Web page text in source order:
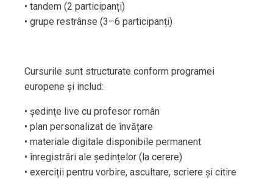
• tandem (2 participanți)
• grupe restrânse (3–6 participanți)
Cursurile sunt structurate conform programei
europene și includ:
• ședințe live cu profesor român
• plan personalizat de învățare
• materiale digitale disponibile permanent
• înregistrări ale ședințelor (la cerere)
• exerciții pentru vorbire, ascultare, scriere și citire